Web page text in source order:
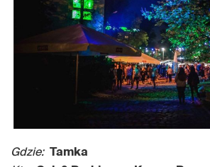
Gdzie: Tamka